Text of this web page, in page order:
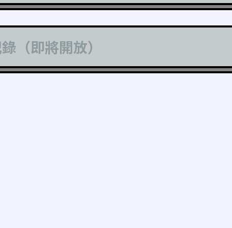
（即將開放）